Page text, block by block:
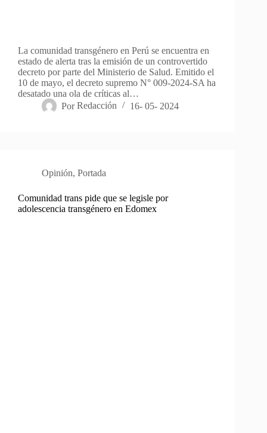
La comunidad transgénero en Perú se encuentra en
estado de alerta tras la emisión de un controvertido
decreto por parte del Ministerio de Salud. Emitido el
10 de mayo, el decreto supremo N° 009-2024-SA ha
desatado una ola de críticas al…
Por Redacción 16- 05- 2024
Opinión, Portada
Comunidad trans pide que se legisle por
adolescencia transgénero en Edomex